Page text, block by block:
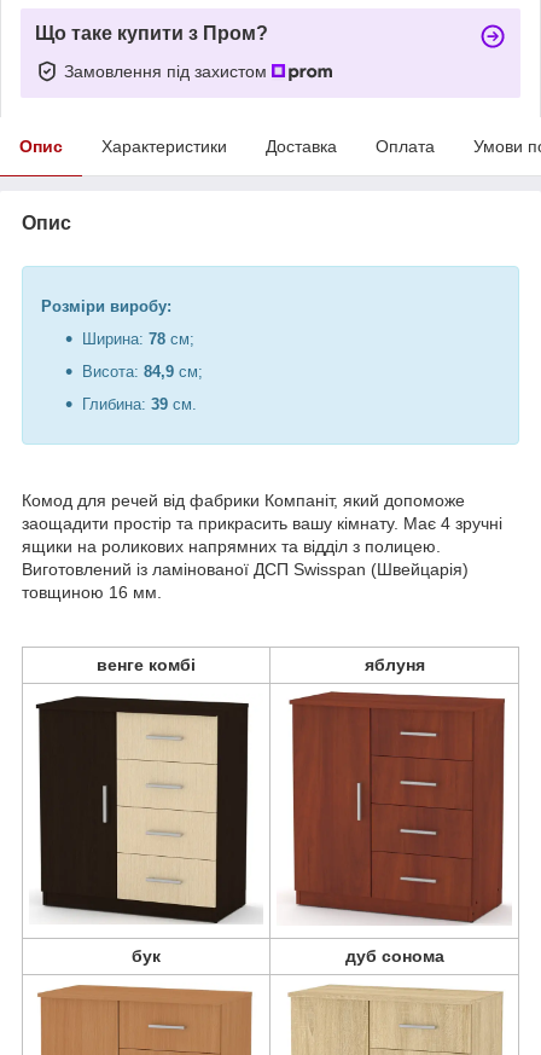
Що таке купити з Пром?
Замовлення під захистом
Опис Характеристики Доставка Оплата Умови
Опис
Розміри виробу:
Ширина: 78 см;
Висота: 84,9 см;
Глибина: 39 см.
Комод для речей від фабрики Компаніт, який допоможе
заощадити простір та прикрасить вашу кімнату. Має 4 зручні
ящики на роликових напрямних та відділ з полицею.
Виготовлений із ламінованої ДСП Swisspan (Швейцарія)
товщиною 16 мм.
венге комбі яблуня
бук дуб сонома